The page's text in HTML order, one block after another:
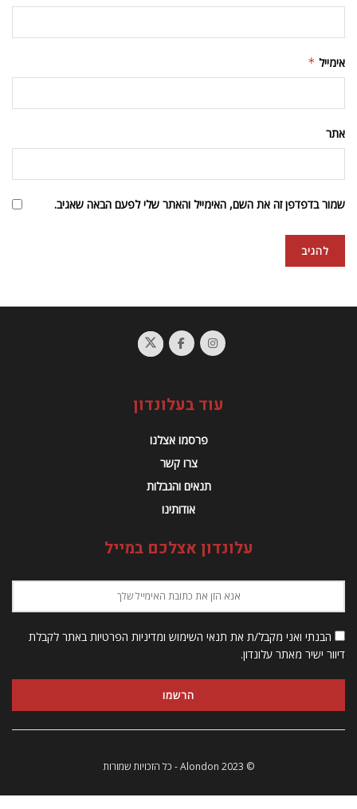
אימייל *
אתר
שמור בדפדפן זה את השם, האימייל והאתר שלי לפעם הבאה שאגיב.
עוד בעלונדון
פרסמו אצלנו
צרו קשר
תנאים והגבלות
אודותינו
עלונדון אצלכם במייל
הבנתי ואני מקבל/ת את תנאי השימוש ומדיניות הפרטיות באתר לקבלת
דיוור ישיר מאתר עלונדון.
© 2023 Alondon - כל הזכויות שמורות